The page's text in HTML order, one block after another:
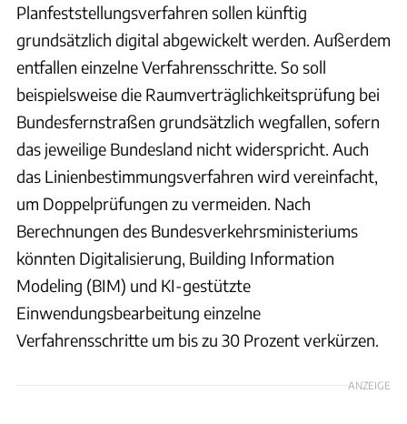
Planfeststellungsverfahren sollen künftig
grundsätzlich digital abgewickelt werden. Außerdem
entfallen einzelne Verfahrensschritte. So soll
beispielsweise die Raumverträglichkeitsprüfung bei
Bundesfernstraßen grundsätzlich wegfallen, sofern
das jeweilige Bundesland nicht widerspricht. Auch
das Linienbestimmungsverfahren wird vereinfacht,
um Doppelprüfungen zu vermeiden. Nach
Berechnungen des Bundesverkehrsministeriums
könnten Digitalisierung, Building Information
Modeling (BIM) und KI-gestützte
Einwendungsbearbeitung einzelne
Verfahrensschritte um bis zu 30 Prozent verkürzen.
ANZEIGE